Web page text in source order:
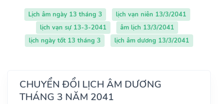
Lịch âm ngày 13 tháng 3
lịch vạn niên 13/3/2041
lịch vạn sự 13-3-2041
âm lịch 13/3/2041
lịch ngày tốt 13 tháng 3
lịch âm dương 13/3/2041
CHUYỂN ĐỔI LỊCH ÂM DƯƠNG
THÁNG 3 NĂM 2041